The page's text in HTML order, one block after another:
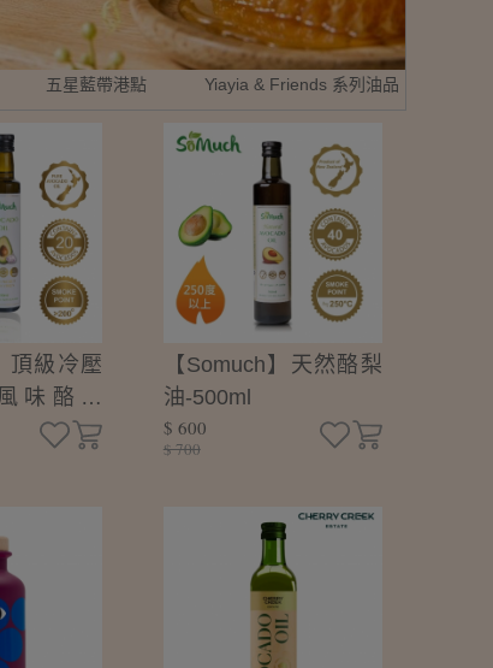
五星藍帶港點 Yiayia & Friends 系列油品
頂級冷壓
味酪梨
【Somuch】天然酪梨
油-500ml
$ 600
$ 700